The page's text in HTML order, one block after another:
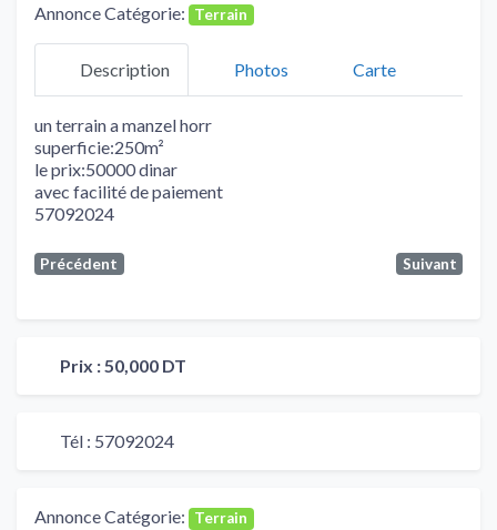
Annonce Catégorie: Terrain
Description Photos Carte
un terrain a manzel horr
superficie:250m²
le prix:50000 dinar
avec facilité de paiement
57092024
Précédent Suivant
Prix :50,000 DT
Tél : 57092024
Annonce Catégorie: Terrain